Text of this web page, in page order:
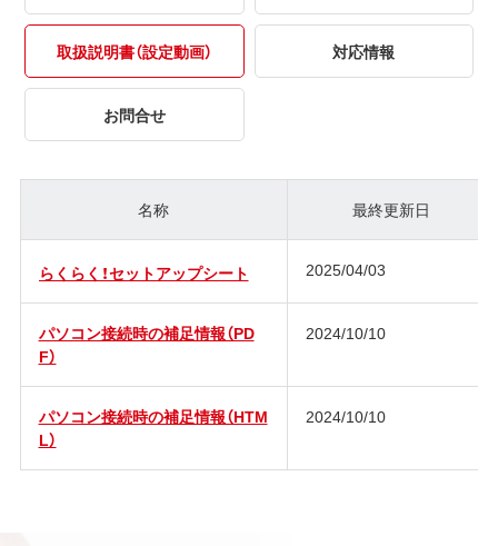
取扱説明書（設定動画） 対応情報
お問合せ
名称 最終更新日
らくらく！セットアップシート 2025/04/03
パソコン接続時の補足情報（PD
F）
2024/10/10
パソコン接続時の補足情報（HTM
L）
2024/10/10